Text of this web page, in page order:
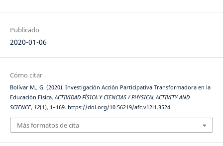
Publicado
2020-01-06
Cómo citar
Bolívar M., G. (2020). Investigación Acción Participativa Transformadora en la
Educación Física.ACTIVIDAD FÍSICA Y CIENCIAS / PHYSICAL ACTIVITY AND
SCIENCE, 12(1), 1–169. https://doi.org/10.56219/afc.v12i1.3524
Más formatos de cita